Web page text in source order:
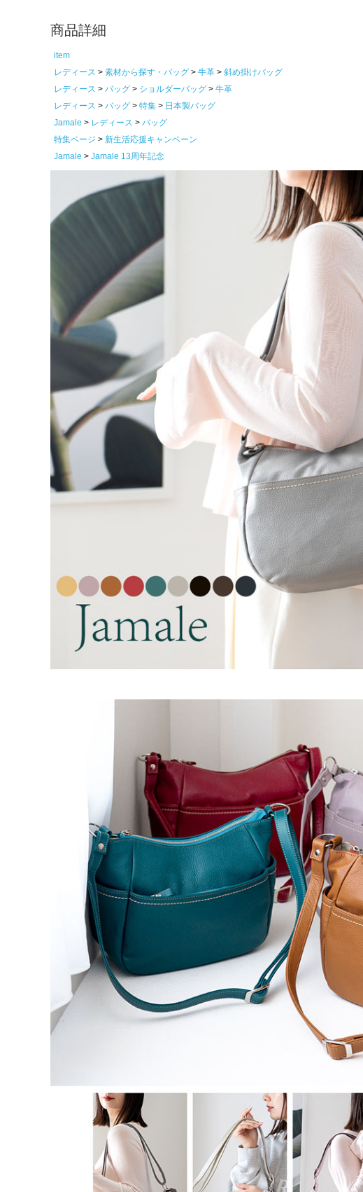
商品詳細
item
レディース
素材から探す・バッグ 牛革
斜め掛けバッグ
レディース
バッグ ショルダーバッグ
牛革
レディース
バッグ 特集
日本製バッグ
Jamale
レディース
バッグ
特集ページ
新生活応援キャンペーン
Jamale
Jamale 13周年記念